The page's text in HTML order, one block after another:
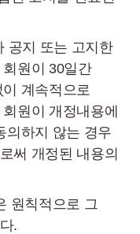
공지 또는 고지한
원이 30일간
계속적으로
원이 개정내용에
의하지 않는 경우
써 개정된 내용의
원칙적으로 그
.